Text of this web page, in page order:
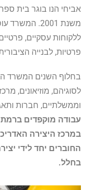
אביחי הנו בוגר בית
משנת 2001.
ללקוחות עסקיים, פרטיים
פרטיות, לבנייה
בחלוף השנים המשרד
לסוגיהם, מוזיאונים,
וממשלתיים, חברות
עבודה מוקפדים
במרכז היצירה
החוברים יחד לידי
בחלל.